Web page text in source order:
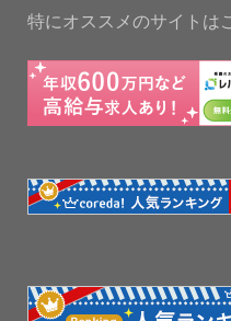
特にオススメのサイトは